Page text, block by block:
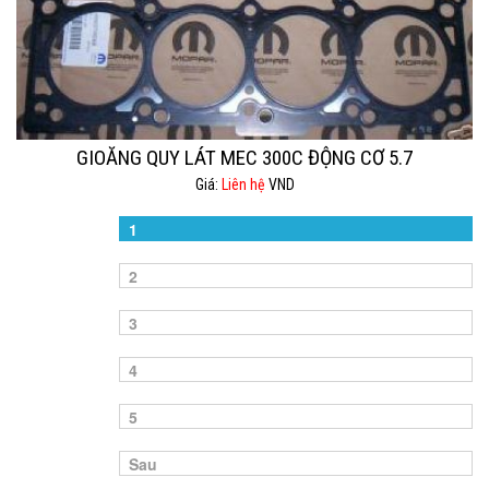
GIOĂNG QUY LÁT MEC 300C ĐỘNG CƠ 5.7
Giá: Liên hệ VND
1
2
3
4
5
Sau